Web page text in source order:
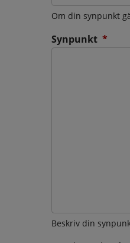
Om din synpunkt
Synpunkt *
Beskriv din